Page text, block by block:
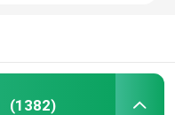
(1382)